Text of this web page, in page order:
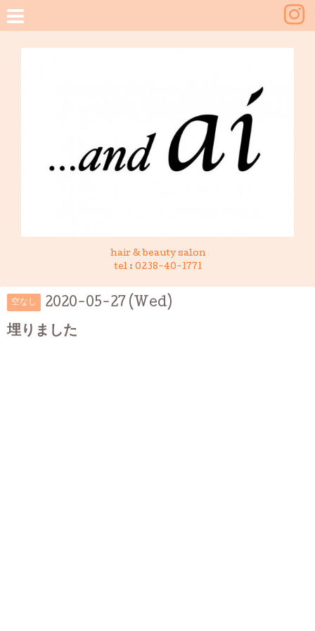
hair & beauty salon
tel : 0238-40-1771
空なし 2020-05-27 (Wed)
埋りました